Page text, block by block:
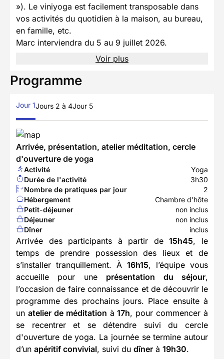
»). Le viniyoga est facilement transposable dans
vos activités du quotidien à la maison, au bureau,
en famille, etc.
Marc interviendra du 5 au 9 juillet 2026.
Voir plus
Programme
Jour 1Jours 2 à 4Jour 5
Arrivée, présentation, atelier méditation, cercle
d'ouverture de yoga
Activité
Yoga
Durée de l'activité
3h30
Nombre de pratiques par jour
2
Hébergement
Chambre d'hôte
Petit-déjeuner
non inclus
Déjeuner
non inclus
Dîner
inclus
Arrivée des participants à partir de15h45, le
temps de prendre possession des lieux et de
s’installer tranquillement. À 16h15, l’équipe vous
accueille pour une présentation du séjour,
l’occasion de faire connaissance et de découvrir le
programme des prochains jours. Place ensuite à
un atelier de méditation à17h, pour commencer à
se recentrer et se détendre suivi du cercle
d'ouverture de yoga. La journée se termine autour
d’un apéritif convivial, suivi du dîner à 19h30.